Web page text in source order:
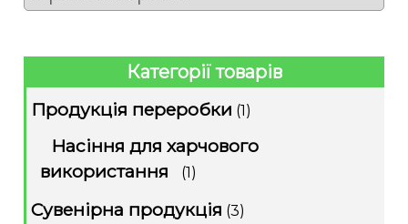
Категорії товарів
Продукція переробки (1)
Насіння для харчового
використання
(1)
Сувенірна продукція (3)